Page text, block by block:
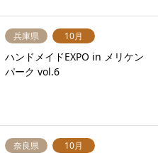
兵庫県 10月
ハンドメイドEXPO in メリケン
パーク vol.6
奈良県 10月